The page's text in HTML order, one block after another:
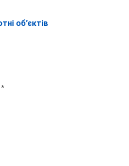
об’єктів
*